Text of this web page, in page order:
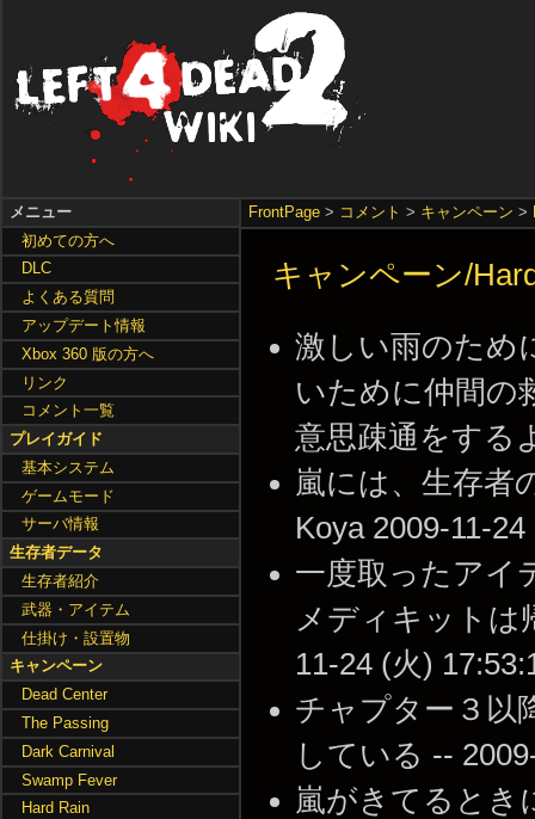
FrontPage > コメント > キャンペーン >
キャンペーン/
激しい雨のため
いために仲間の
意思疎通をする
嵐には、生存者
Koya 2009-11-
一度取ったアイ
メディキットは
11-24 (火)
チャプター３以
している --
嵐がきてるとき
メニュー
初めての方へ
DLC
よくある質問
アップデート情報
Xbox 360 版の方へ
リンク
コメント一覧
プレイガイド
基本システム
ゲームモード
サーバ情報
生存者データ
生存者紹介
武器・アイテム
仕掛け・設置物
キャンペーン
Dead Center
The Passing
Dark Carnival
Swamp Fever
Hard Rain